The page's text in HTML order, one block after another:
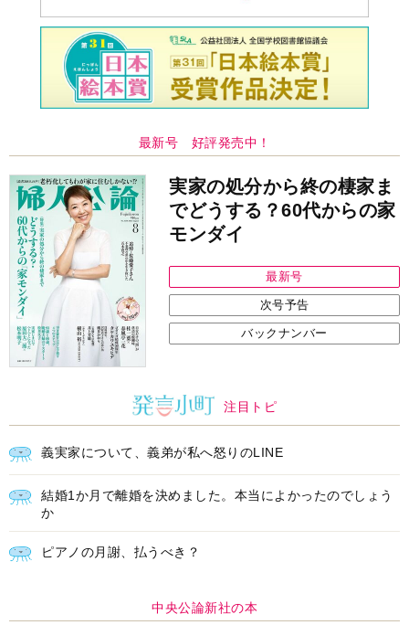
最新号 好評発売中！
実家の処分から終の棲家ま
でどうする？60代からの家
モンダイ
最新号
次号予告
バックナンバー
注目トピ
義実家について、義弟が私へ怒りのLINE
結婚1か月で離婚を決めました。本当によかったのでしょう
か
ピアノの月謝、払うべき？
中央公論新社の本